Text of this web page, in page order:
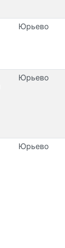
Юрьево
Юрьево
Юрьево